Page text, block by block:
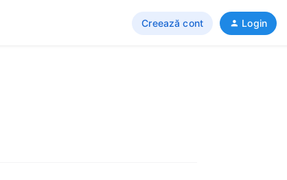
Creează cont Login